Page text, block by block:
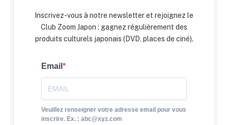
Inscrivez-vous à notre newsletter et rejoignez le
Club Zoom Japon : gagnez régulièrement des
produits culturels japonais (DVD, places de ciné).
Email
Veuillez renseigner votre adresse email pour vous
inscrire. Ex. : abc@xyz.com